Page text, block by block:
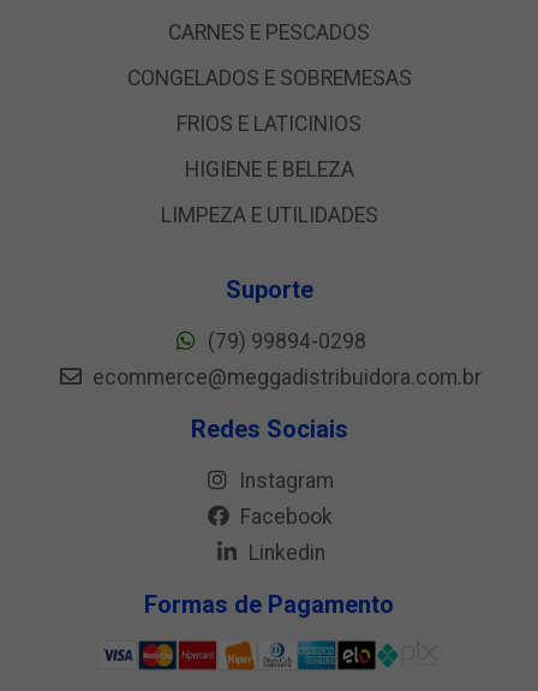
CARNES E PESCADOS
CONGELADOS E SOBREMESAS
FRIOS E LATICINIOS
HIGIENE E BELEZA
LIMPEZA E UTILIDADES
Suporte
(79) 99894-0298
ecommerce@meggadistribuidora.com.br
Redes Sociais
Instagram
Facebook
Linkedin
Formas de Pagamento